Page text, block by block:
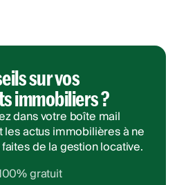
sur vos
immobiliers ?
dans votre boîte mail
les actus immobilières à ne
de la gestion locative.
gratuit